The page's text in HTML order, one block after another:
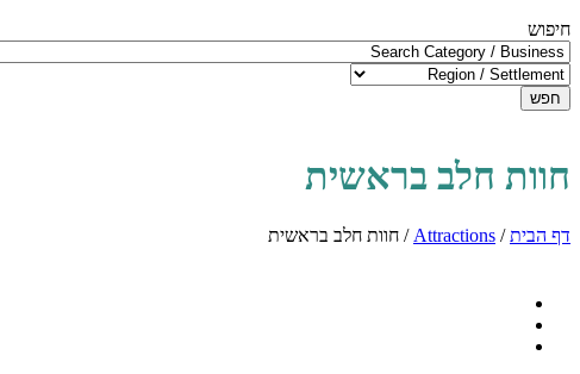
חיפוש
חפש
חוות חלב בראשית
דף הבית/
Attractions
/ חוות חלב בראשית